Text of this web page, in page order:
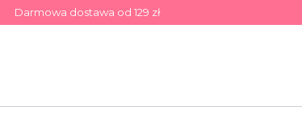
Darmowa dostawa od 129 zł